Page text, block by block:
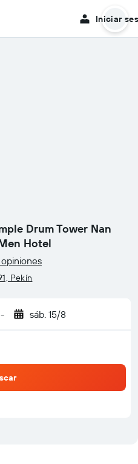
Iniciar
Drum Tower Nan
Hotel
Pekín
- sáb. 15/8